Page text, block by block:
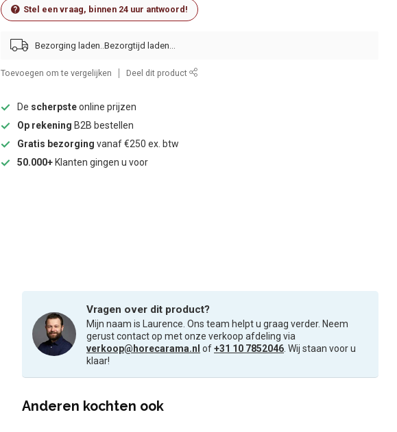
Stel een vraag, binnen 24 uur antwoord!
Bezorging laden..
Toevoegen om te vergelijken Deel dit product
De scherpsteonline prijzen
Op rekening B2B bestellen
Gratis bezorging vanaf €250 ex. btw
50.000+ Klanten gingen u voor
Vragen over dit product?
Mijn naam is Laurence. Ons team helpt u graag verder. Neem
gerust contact op met onze verkoop afdeling via
verkoop@horecarama.nl of+31 10 7852046 . Wij staan voor u
klaar!
Anderen kochten ook